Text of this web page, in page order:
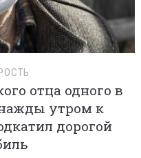
отца одного в
утром к
дорогой